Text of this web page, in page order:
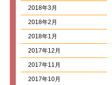
2018年3月
2018年2月
2018年1月
2017年12月
2017年11月
2017年10月